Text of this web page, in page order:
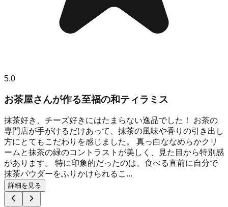
5.0
お茶屋さんが作る至福の和ティラミス
抹茶好き、チーズ好きにはたまらない逸品でした！ お茶の
専門店が手がけるだけあって、抹茶の風味や香りの引き出し
方にとてもこだわりを感じました。 真っ白ななめらかクリ
ームと抹茶の緑のコントラストが美しく、見た目から特別感
があります。 特に印象的だったのは、食べる直前に自分で
抹茶パウダーをふりかけられるこ...
詳細を見る